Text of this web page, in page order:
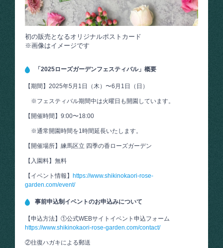
初の販売となるオリジナルポストカード
※画像はイメージです
「2025ローズガーデンフェスティバル」概要
【期間】2025年5月1日（木）〜6月1日（日）
※フェスティバル期間中は火曜日も開園しています。
【開催時間】9:00〜18:00
※通常開園時間を1時間延長いたします。
【開催場所】練馬区立 四季の香ローズガーデン
【入園料】無料
【イベント情報】 https://www.shikinokaori-rose-
garden.com/event/
事前申込制イベントのお申込みについて
【申込方法】①公式WEBサイトイベント申込フォーム
https://www.shikinokaori-rose-garden.com/contact/
②往復ハガキによる郵送